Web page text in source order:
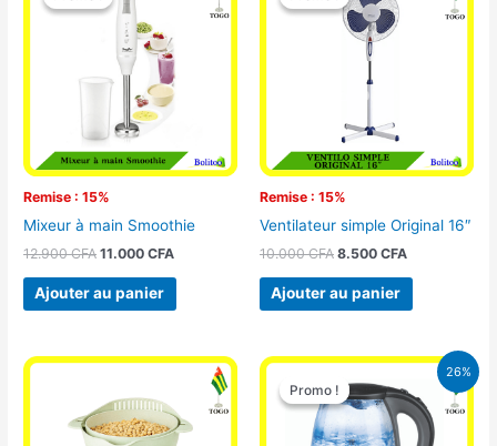
Remise : 15%
Mixeur à main Smoothie
12.900CFA
initial
était :
12.900 CFA.
11.000CFA
Ajouter au panier
Remise : 15%
Ventilateur simple Original 16″
10.000CFA
initial
était :
10.000 CFA.
8.500 CFA
Ajouter au panier
26%
Promo !
Promo !
Le
prix
initial
16.900 CFA.
Le
prix
actuel
est :
12.500 CFA.